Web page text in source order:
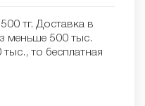
тг. Доставка в
меньше 500 тыс.
то бесплатная